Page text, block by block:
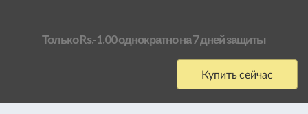
Только Rs.-1.00 однократно на 7 дней защиты
Купить сейчас